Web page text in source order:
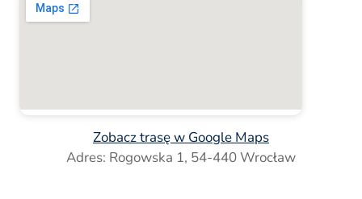
Zobacz trasę w Google Maps
Adres: Rogowska 1, 54-440 Wrocław